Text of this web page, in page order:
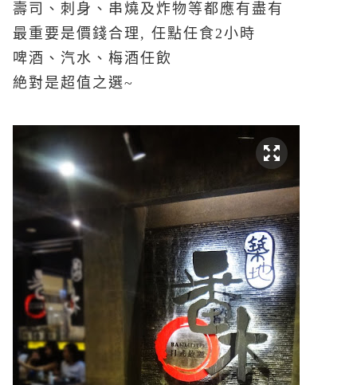
壽司、刺身、串燒及炸物等都應有盡有
最重要是價錢合理, 任點任食2小時
啤酒、汽水、梅酒任飲
絶對是超值之選~